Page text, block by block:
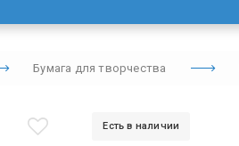
Бумага для творчества
Есть в наличии